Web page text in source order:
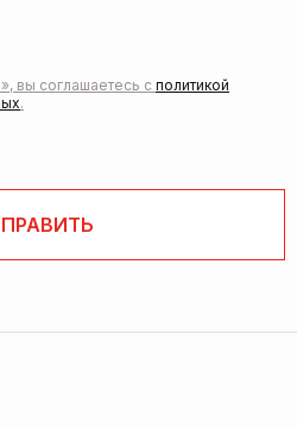
вы соглашаетесь с политикой
.